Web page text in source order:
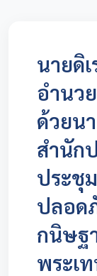
นายดิ
อำนว
ด้วยน
สำนัก
ประชุ
ปลอด
กนิษฐ
พระเ